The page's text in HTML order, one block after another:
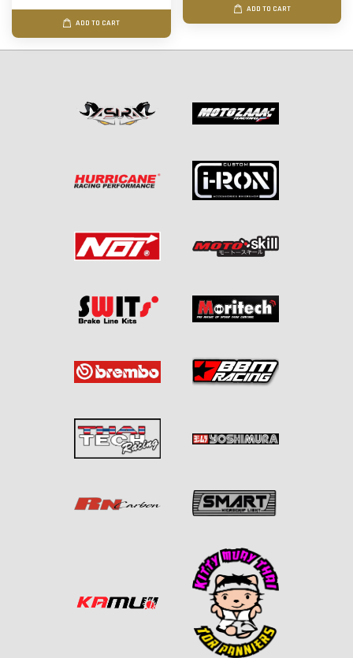
ADD TO CART
ADD TO CART